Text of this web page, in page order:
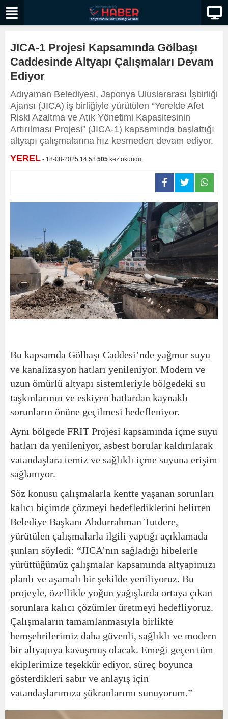
JICA-1 Projesi Kapsamında Gölbaşı
Caddesinde Altyapı Çalışmaları Devam
Ediyor
Adıyaman Belediyesi, Japonya Uluslararası İşbirliği
Ajansı (JICA) iş birliğiyle yürütülen “Yerelde Afet
Riski Azaltma ve Atık Yönetimi Kapasitesinin
Artırılması Projesi” (JICA-1) kapsamında başlattığı
altyapı çalışmalarına hız kesmeden devam ediyor.
YEREL - 18-08-2025 14:58 505 kez okundu.
Bu kapsamda Gölbaşı Caddesi’nde yağmur suyu
ve kanalizasyon hatları yenileniyor. Modern ve
uzun ömürlü altyapı sistemleriyle bölgedeki su
taşkınlarının ve eskiyen hatlardan kaynaklı
sorunların önüne geçilmesi hedefleniyor.
Aynı bölgede FRIT Projesi kapsamında içme suyu
hatları da yenileniyor, asbest borular kaldırılarak
vatandaşlara temiz ve sağlıklı içme suyuna erişim
sağlanıyor.
Söz konusu çalışmalarla kentte yaşanan sorunları
kalıcı biçimde çözmeyi hedeflediklerini belirten
Belediye Başkanı Abdurrahman Tutdere,
yürütülen çalışmalarla ilgili yaptığı açıklamada
şunları söyledi: “JICA’nın sağladığı hibelerle
yürüttüğümüz çalışmalar kapsamında altyapımızı
planlı ve aşamalı bir şekilde yeniliyoruz. Bu
projeyle, özellikle yoğun yağışlarda ortaya çıkan
sorunlara kalıcı çözümler üretmeyi hedefliyoruz.
Çalışmaların tamamlanmasıyla birlikte
hemşehrilerimiz daha güvenli, sağlıklı ve modern
bir altyapıya kavuşmuş olacak. Emeği geçen tüm
ekiplerimize teşekkür ediyor, süreç boyunca
gösterdikleri sabır ve anlayış için
vatandaşlarımıza şükranlarımı sunuyorum.”